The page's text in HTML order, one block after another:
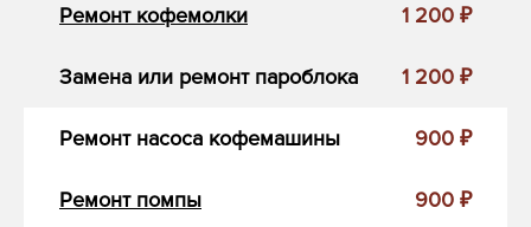
Ремонт кофемолки 1 200 ₽
Замена или ремонт пароблока 1 200 ₽
Ремонт насоса кофемашины 900 ₽
Ремонт помпы 900 ₽